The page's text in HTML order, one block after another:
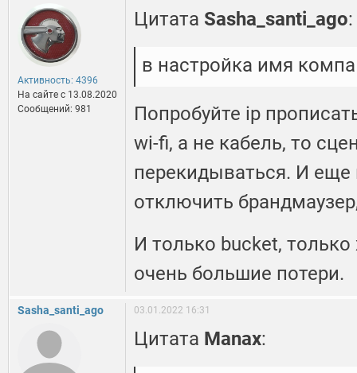
Активность: 4396
На сайте c 13.08.2020
Сообщений: 981
Цитата Sasha_santi_ago:
в настройка имя
Попробуйте ip
wi-fi, а не кабель, то
перекидываться. И
отключить
И только bucket,
очень большие потери.
Sasha_santi_ago 03.01.2022 16:31
Цитата Manax: